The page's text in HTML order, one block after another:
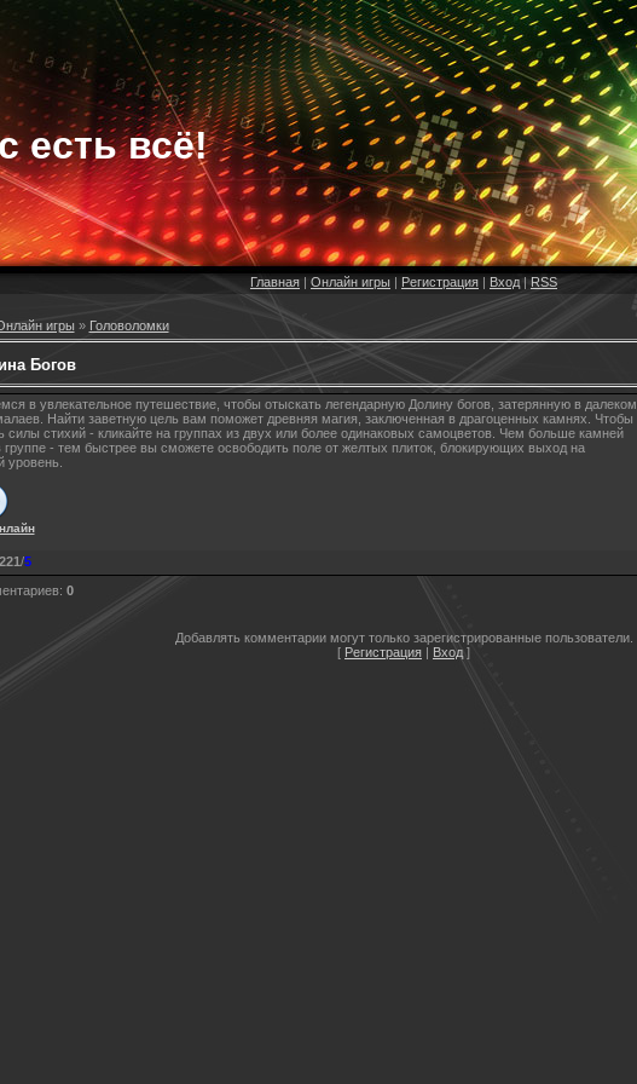
есть всё!
Главная | Онлайн игры | Регистрация | Вход|RSS
игры » Головоломки
Богов
в увлекательное путешествие, чтобы отыскать легендарную Долину богов, затерянную в далеком
Найти заветную цель вам поможет древняя магия, заключенная в драгоценных камнях. Чтобы
силы стихий - кликайте на группах из двух или более одинаковых самоцветов. Чем больше камней
группе - тем быстрее вы сможете освободить поле от желтых плиток, блокирующих выход на
уровень.
221 /5
: 0
Добавлять комментарии могут только зарегистрированные пользователи.
[ Регистрация Вход ]